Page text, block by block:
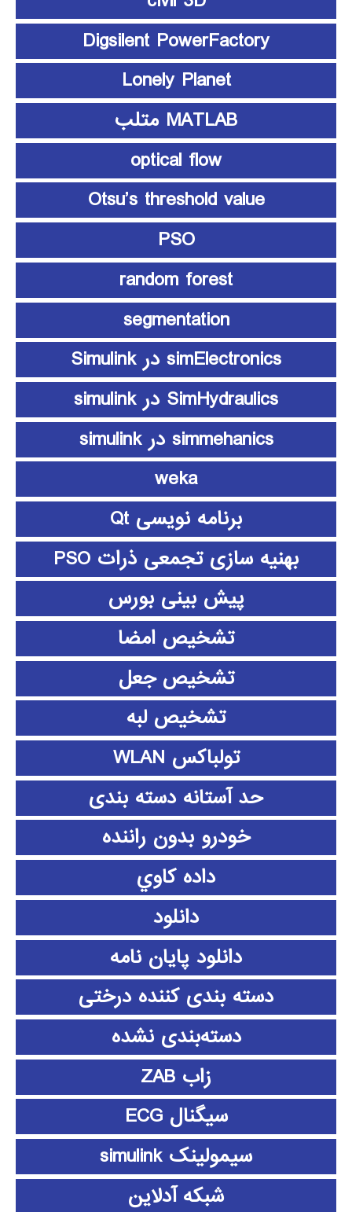
Digsilent PowerFactory
Lonely Planet
MATLAB متلب
optical flow
Otsu’s threshold value
PSO
random forest
segmentation
simElectronics در Simulink
SimHydraulics در simulink
simmehanics در simulink
weka
برنامه نویسی Qt
بهنیه سازی تجمعی ذرات PSO
پیش بینی بورس
تشخیص امضا
تشخیص جعل
تشخیص لبه
تولباکس WLAN
حد آستانه دسته بندی
خودرو بدون راننده
داده كاوي
دانلود
دانلود پايان نامه
دسته بندی کننده درختی
دسته‌بندی نشده
زاب ZAB
سیگنال ECG
سیمولینک simulink
شبکه آدلاین